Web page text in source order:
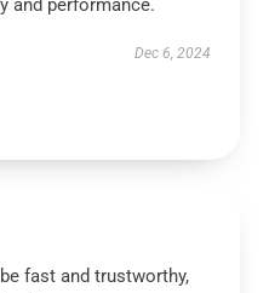
and performance.
Dec 6, 2024
fast and trustworthy,